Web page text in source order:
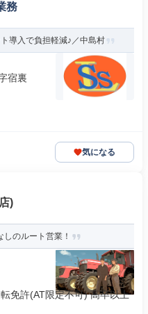
務
導入で負担軽減♪／中島村
宿裏
気になる
)
のルート営業！
免許(AT限定不可) 高卒以上